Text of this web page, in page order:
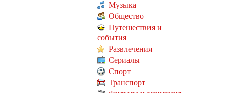
Музыка
Общество
Путешествия и
события
Развлечения
Сериалы
Спорт
Транспорт